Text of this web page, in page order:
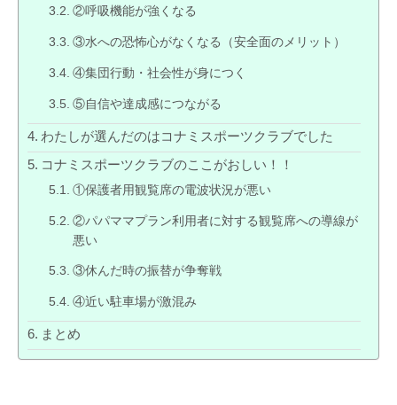
②呼吸機能が強くなる
③水への恐怖心がなくなる（安全面のメリット）
④集団行動・社会性が身につく
⑤自信や達成感につながる
わたしが選んだのはコナミスポーツクラブでした
コナミスポーツクラブのここがおしい！！
①保護者用観覧席の電波状況が悪い
②パパママプラン利用者に対する観覧席への導線が
悪い
③休んだ時の振替が争奪戦
④近い駐車場が激混み
まとめ